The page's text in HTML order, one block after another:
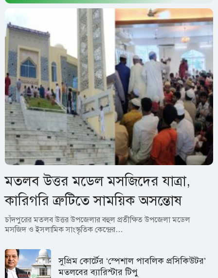
মতলব উত্তর মডেল মসজিদের যাত্রা,
কারিগরি ত্রুটিতে সাময়িক অসন্তোষ
চাঁদপুরের মতলব উত্তর উপজেলার বহুল প্রতীক্ষিত উপজেলা মডেল
মসজিদ ও ইসলামিক সাংস্কৃতিক কেন্দ্রের…
সুপ্রিম কোর্টের ‘স্পেশাল পাবলিক প্রসিকিউটর’
মতলবের ব্যারিস্টার টিপু